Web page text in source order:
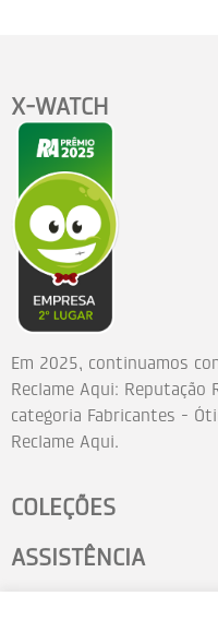
X-WATCH
Em 2025, continuamos
Reclame Aqui: Reputação
categoria Fabricantes -
Reclame Aqui.
COLEÇÕES
ASSISTÊNCIA